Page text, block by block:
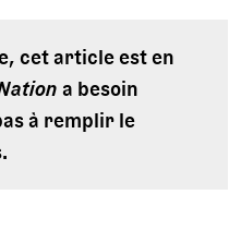
cet article est en
a besoin
à remplir le